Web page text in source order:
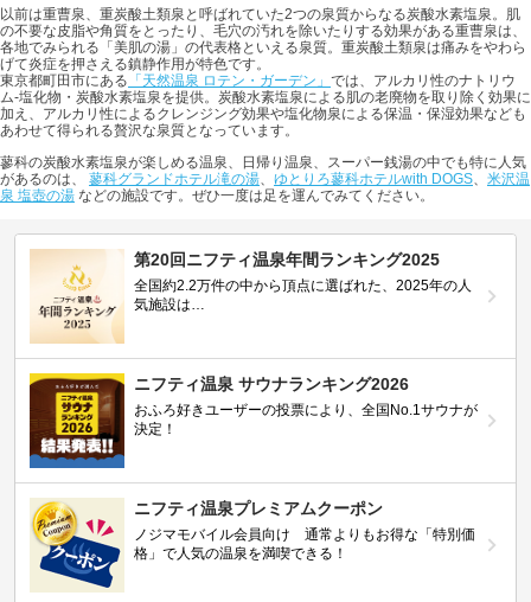
以前は重曹泉、重炭酸土類泉と呼ばれていた2つの泉質からなる炭酸水素塩泉。肌
の不要な皮脂や角質をとったり、毛穴の汚れを除いたりする効果がある重曹泉は、
各地でみられる「美肌の湯」の代表格といえる泉質。重炭酸土類泉は痛みをやわら
げて炎症を押さえる鎮静作用が特色です。
東京都町田市にある 「天然温泉 ロテン・ガーデン」 では、アルカリ性のナトリウ
ム-塩化物・炭酸水素塩泉を提供。炭酸水素塩泉による肌の老廃物を取り除く効果に
加え、アルカリ性によるクレンジング効果や塩化物泉による保温・保湿効果なども
あわせて得られる贅沢な泉質となっています。
蓼科の炭酸水素塩泉が楽しめる温泉、日帰り温泉、スーパー銭湯の中でも特に人気
があるのは、 蓼科グランドホテル滝の湯、 ゆとりろ蓼科ホテルwith DOGS、 米沢温
泉 塩壺の湯 などの施設です。ぜひ一度は足を運んでみてください。
第20回ニフティ温泉年間ランキング2025
全国約2.2万件の中から頂点に選ばれた、2025年の人
気施設は…
ニフティ温泉 サウナランキング2026
おふろ好きユーザーの投票により、全国No.1サウナが
決定！
ニフティ温泉プレミアムクーポン
ノジマモバイル会員向け 通常よりもお得な「特別価
格」で人気の温泉を満喫できる！